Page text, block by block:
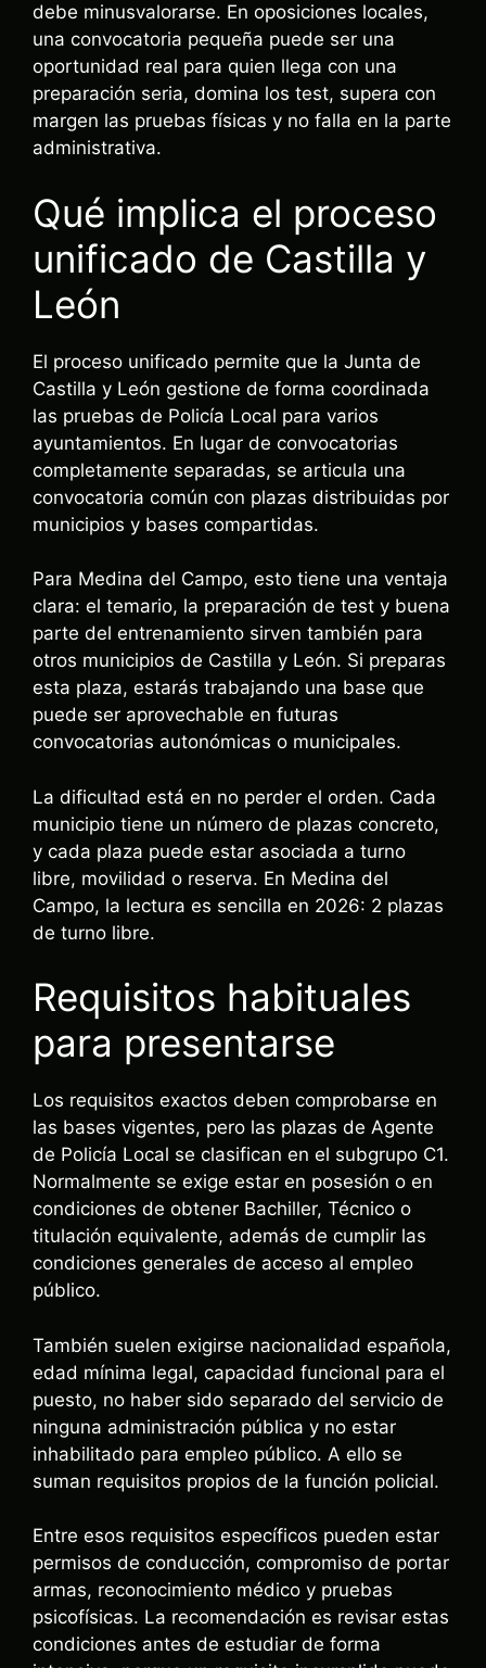
debe minusvalorarse. En oposiciones locales,
una convocatoria pequeña puede ser una
oportunidad real para quien llega con una
preparación seria, domina los test, supera con
margen las pruebas físicas y no falla en la parte
administrativa.
Qué implica el proceso
unificado de Castilla y
León
El proceso unificado permite que la Junta de
Castilla y León gestione de forma coordinada
las pruebas de Policía Local para varios
ayuntamientos. En lugar de convocatorias
completamente separadas, se articula una
convocatoria común con plazas distribuidas por
municipios y bases compartidas.
Para Medina del Campo, esto tiene una ventaja
clara: el temario, la preparación de test y buena
parte del entrenamiento sirven también para
otros municipios de Castilla y León. Si preparas
esta plaza, estarás trabajando una base que
puede ser aprovechable en futuras
convocatorias autonómicas o municipales.
La dificultad está en no perder el orden. Cada
municipio tiene un número de plazas concreto,
y cada plaza puede estar asociada a turno
libre, movilidad o reserva. En Medina del
Campo, la lectura es sencilla en 2026: 2 plazas
de turno libre.
Requisitos habituales
para presentarse
Los requisitos exactos deben comprobarse en
las bases vigentes, pero las plazas de Agente
de Policía Local se clasifican en el subgrupo C1.
Normalmente se exige estar en posesión o en
condiciones de obtener Bachiller, Técnico o
titulación equivalente, además de cumplir las
condiciones generales de acceso al empleo
público.
También suelen exigirse nacionalidad española,
edad mínima legal, capacidad funcional para el
puesto, no haber sido separado del servicio de
ninguna administración pública y no estar
inhabilitado para empleo público. A ello se
suman requisitos propios de la función policial.
Entre esos requisitos específicos pueden estar
permisos de conducción, compromiso de portar
armas, reconocimiento médico y pruebas
psicofísicas. La recomendación es revisar estas
condiciones antes de estudiar de forma